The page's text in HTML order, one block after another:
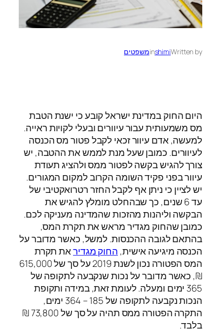
Written by
shimi
inמשפטים
היום החוק במדינת ישראל קובע כי ישנת הטבת
מס משמעותית עבור עיוורים ובעלי לקויות ראייה.
למעשה, אדם עיוור זכאי לקבל פטור מס הכנסה
לעיוורים. כמובן שעל מנת לממש את ההטבה, יש
צורך להגיש בקשה לפטור ממס ולהציג תעודת
עיוור בפני פקיד השומה הקרוב למקום המגורים.
יש לציין כי ניתן אף לקבל החזר רטרואקטיבי של
עד 6 שנים, כך שבהחלט מומלץ להגיש את
הבקשה וליהנות מהזכות שהמדינה מעניקה לכם.
כמובן שהחוק מגדיר מראש את תקרת המס,
בהתאם לגובה ההכנסות. למשל, כאשר מדובר על
הכנסה מיגיעה אישית, החוק מגדיראת תקרת
המס הפטורה נכון לשנת 2019 על סך של 615,000
₪, כאשר מדובר על נכות שנקבעה לתקופה של
365 ימים ומעלה. לעומת זאת, במידה ותקופת
הנכות נקבעה לתקופה של 185 – 364 ימים,
התקרה הפטורה ממס תהיה על סך של 73,800 ₪
בלבד.